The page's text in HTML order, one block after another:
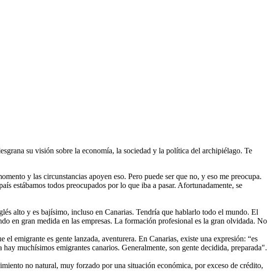
su visión sobre la economía, la sociedad y la política del archipiélago. Te
y las circunstancias apoyen eso. Pero puede ser que no, y eso me preocupa.
estábamos todos preocupados por lo que iba a pasar. Afortunadamente, se
alto y es bajísimo, incluso en Canarias. Tendría que hablarlo todo el mundo. El
en gran medida en las empresas. La formación profesional es la gran olvidada. No
emigrante es gente lanzada, aventurera. En Canarias, existe una expresión: “es
muchísimos emigrantes canarios. Generalmente, son gente decidida, preparada".
no natural, muy forzado por una situación económica, por exceso de crédito,